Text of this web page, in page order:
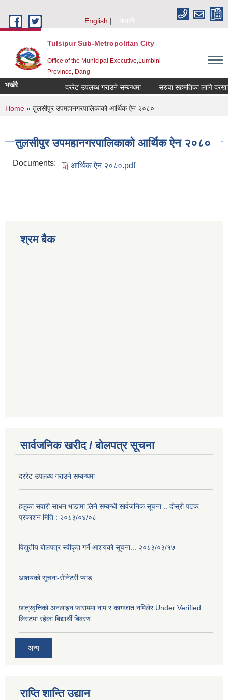
English
नेपाली
Tulsipur Sub-Metropolitan City
Office of the Municipal Executive,Lumbini
Province, Dang
भर्खरै दररेट उपलब्ध गराउने सम्बन्धमा सरुवा सहमतिका लागि
You are here
Home » तुलसीपुर उपमहानगरपालिकाको आर्थिक ‌‌ऐन २०८०
तुलसीपुर उपमहानगरपालिकाको आर्थिक ‌‌ऐन २०८०
Documents: आर्थिक ऐन २०८०.pdf
श्रम बैक
सार्वजनिक खरीद / बोलपत्र सूचना
दररेट उपलब्ध गराउने सम्बन्धमा
हलुका सवारी साधन भाडामा लिने सम्बन्धी सार्वजनिक सूचना .. दोस्रो पटक
प्रकाशन मिति : २०८३/०४/०८
विद्युतीय बोलपत्र स्वीकृत गर्ने आशयको सूचना... २०८३/०३/१७
आशयको सूचना-सेनिटरी प्याड
छात्रवृत्तिको अनलाइन फाराममा नाम र कागजात नमिलेर Under Verified
लिस्टमा रहेका बिद्यार्थी बिवरण
अन्य
राप्ति शान्ति उद्यान